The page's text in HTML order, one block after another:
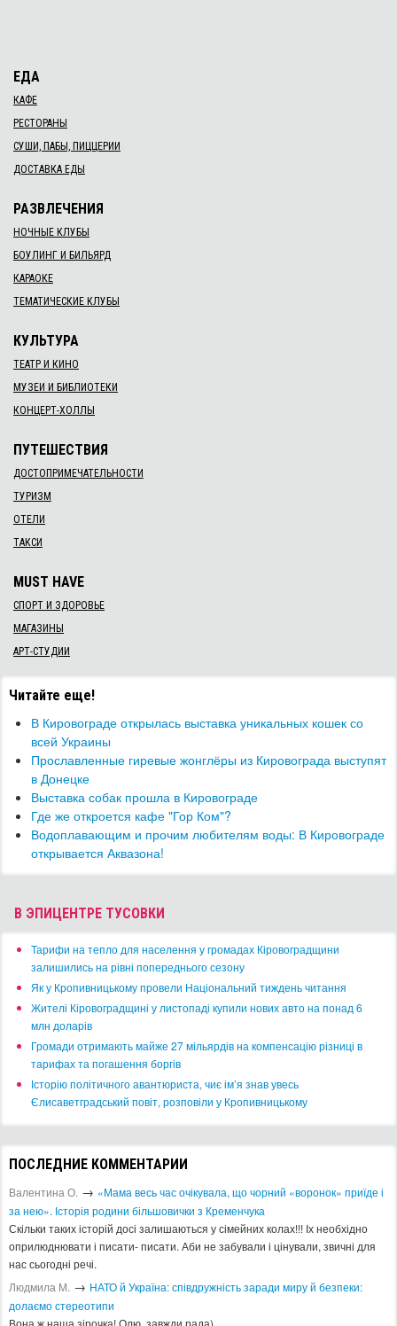
ЕДА
КАФЕ
РЕСТОРАНЫ
СУШИ, ПАБЫ, ПИЦЦЕРИИ
ДОСТАВКА ЕДЫ
РАЗВЛЕЧЕНИЯ
НОЧНЫЕ КЛУБЫ
БОУЛИНГ И БИЛЬЯРД
КАРАОКЕ
ТЕМАТИЧЕСКИЕ КЛУБЫ
КУЛЬТУРА
ТЕАТР И КИНО
МУЗЕИ И БИБЛИОТЕКИ
КОНЦЕРТ-ХОЛЛЫ
ПУТЕШЕСТВИЯ
ДОСТОПРИМЕЧАТЕЛЬНОСТИ
ТУРИЗМ
ОТЕЛИ
ТАКСИ
MUST HAVE
СПОРТ И ЗДОРОВЬЕ
МАГАЗИНЫ
АРТ-СТУДИИ
Читайте еще!
В Кировограде открылась выставка уникальных кошек со
всей Украины
Прославленные гиревые жонглёры из Кировограда выступят
в Донецке
Выставка собак прошла в Кировограде
Где же откроется кафе "Гор Ком"?
Водоплавающим и прочим любителям воды: В Кировограде
открывается Аквазона!
В ЭПИЦЕНТРЕ ТУСОВКИ
​Тарифи на тепло для населення у громадах Кіровоградщини
залишились на рівні попереднього сезону
​Як у Кропивницькому провели Національний тиждень читання
​Жителі Кіровоградщині у листопаді купили нових авто на понад 6
млн доларів
​Громади отримають майже 27 мільярдів на компенсацію різниці в
тарифах та погашення боргів
Історію політичного авантюриста, чиє ім’я знав увесь
Єлисаветградський повіт, розповіли у Кропивницькому
ПОСЛЕДНИЕ КОММЕНТАРИИ
Валентина О. → «Мама весь час очікувала, що чорний «воронок» приїде і
за нею». Історія родини більшовички з Кременчука
Скільки таких історій досі залишаються у сімейних колах!!! Іх необхідно
оприлюднювати і писати- писати. Аби не забували і цінували, звичні для
нас сьогодні речі.
Людмила М. → ​НАТО й Україна: співдружність заради миру й безпеки:
долаємо стереотипи
Вона ж наша зірочка! Олю, завжди рада)